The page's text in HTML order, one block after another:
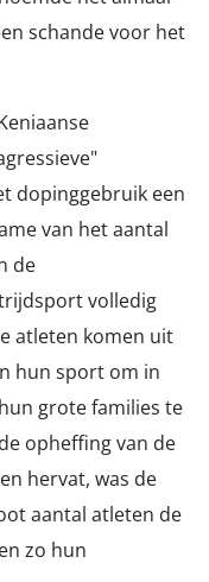
schande voor het
dopinggebruik een
van het aantal
de
volledig
atleten komen uit
hun sport om in
grote families te
opheffing van de
hervat, was de
aantal atleten de
zo hun